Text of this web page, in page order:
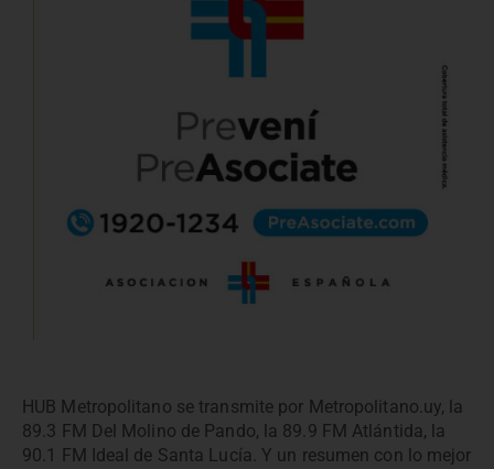
HUB Metropolitano se transmite por Metropolitano.uy, la
89.3 FM Del Molino de Pando, la 89.9 FM Atlántida, la
90.1 FM Ideal de Santa Lucía. Y un resumen con lo mejor